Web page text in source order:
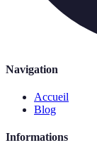
Navigation
Accueil
Blog
Informations